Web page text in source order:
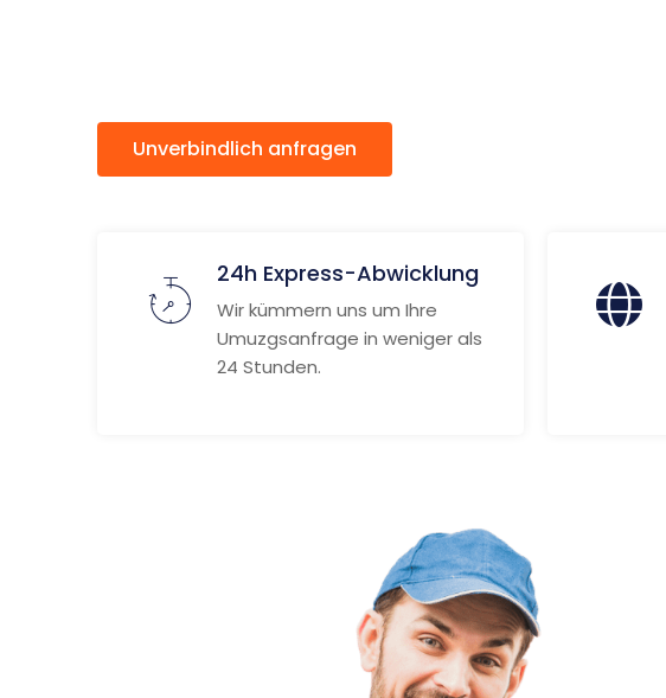
Unverbindlich anfragen
24h Express-Abwicklung
Wir kümmern uns um Ihre
Umuzgsanfrage in weniger als
24 Stunden.